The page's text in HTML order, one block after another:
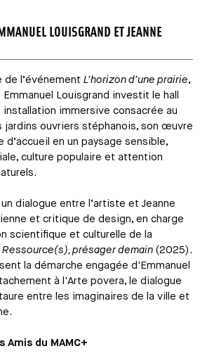
LOUISGRAND ET JEANNE
de l’événement L’horizon d’une prairie,
Louisgrand investit le hall
installation immersive consacrée au
jardins ouvriers stéphanois, son œuvre
d’accueil en un paysage sensible,
culture populaire et attention
dialogue entre l’artiste et Jeanne
et critique de design, en charge
scientifique et culturelle de la
Ressource(s), présager demain (2025).
la démarche engagée d'Emmanuel
à l'Arte povera, le dialogue
entre les imaginaires de la ville et
Amis du MAMC+